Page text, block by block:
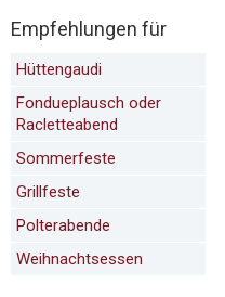
Empfehlungen für
Hüttengaudi
Fondueplausch oder
Racletteabend
Sommerfeste
Grillfeste
Polterabende
Weihnachtsessen